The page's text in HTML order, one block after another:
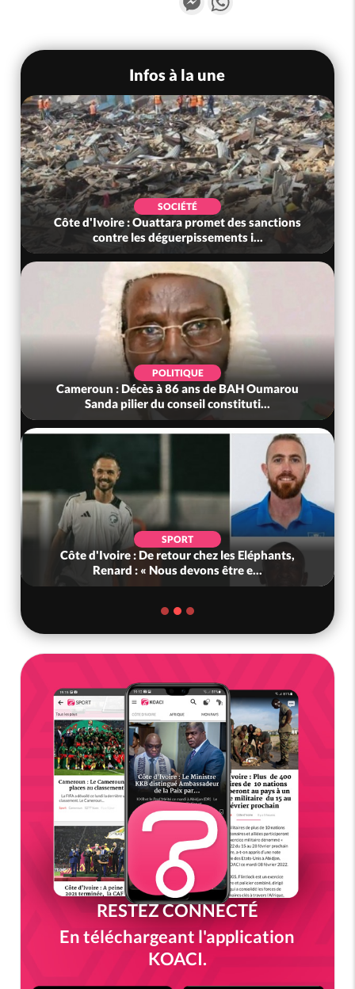
Infos à la une
SOCIÉTÉ
Côte d'Ivoire : Ouattara promet des sanctions
contre les déguerpissements i...
POLITIQUE
Cameroun : Décès à 86 ans de BAH Oumarou
Sanda pilier du conseil constituti...
SPORT
Côte d'Ivoire : De retour chez les Eléphants,
Renard : « Nous devons être e...
RESTEZ CONNECTÉ
En téléchargeant l'application
KOACI.